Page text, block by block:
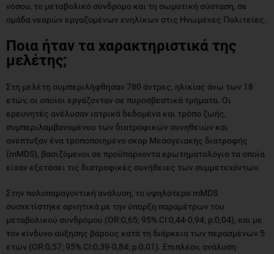
νόσου, το μεταβολικό σύνδρομο και τη σωματική σύσταση, σε
ομάδα νεαρών εργαζομένων ενηλίκων στις Ηνωμένες Πολιτείες.
Ποια ήταν τα χαρακτηριστικά της
μελέτης;
Στη μελέτη συμπεριλήφθησαν 780 άντρες, ηλικίας άνω των 18
ετών, οι οποίοι εργάζονταν σε πυροσβεστικά τμήματα. Οι
ερευνητές ανέλυσαν ιατρικά δεδομένα και τρόπο ζωής,
συμπεριλαμβανομένου των διατροφικών συνηθειών και
ανέπτυξαν ένα τροποποιημένο σκορ Μεσογειακής διατροφής
(mMDS), βασιζόμενοι σε προϋπάρχοντα ερωτηματολόγια τα οποία
είχαν εξετάσει τις διατροφικές συνήθειες των συμμετεχόντων.
Στην πολυπαραγοντική ανάλυση, το υψηλότερο mMDS
συσχετίστηκε αρνητικά με την ύπαρξη παραμέτρων του
μεταβολικού συνδρόμου (OR:0,65; 95% CI:0,44-0,94; p:0,04), και με
τον κίνδυνο αύξησης βάρους κατά τη διάρκεια των περασμένων 5
ετών (OR:0,57; 95% CI:0,39-0,84; p:0,01). Επιπλέον, ανάλυση